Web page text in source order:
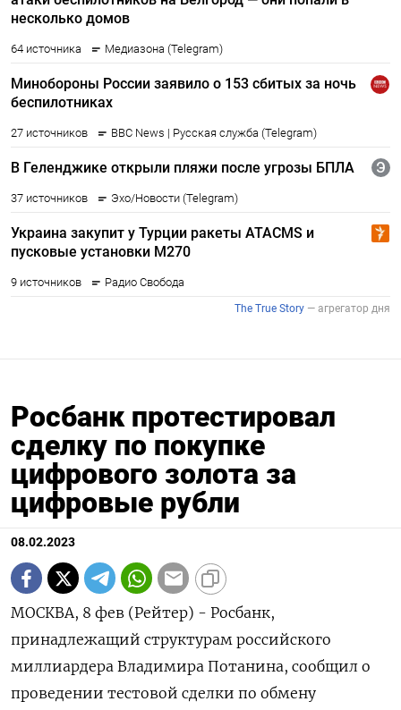
Росбанк протестировал
сделку по покупке
цифрового золота за
цифровые рубли
08.02.2023
МОСКВА, 8 фев (Рейтер) - Росбанк,
принадлежащий структурам российского
миллиардера Владимира Потанина, сообщил о
проведении тестовой сделки по обмену